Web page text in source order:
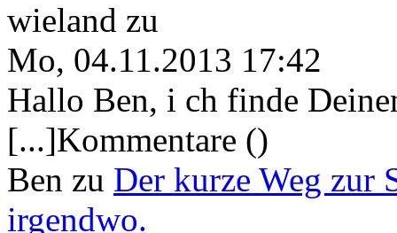
wieland zu
Mo, 04.11.2013 17:42
Hallo Ben, i ch finde
[...]Kommentare ()
Ben zu Der kurze Weg zur
irgendwo.